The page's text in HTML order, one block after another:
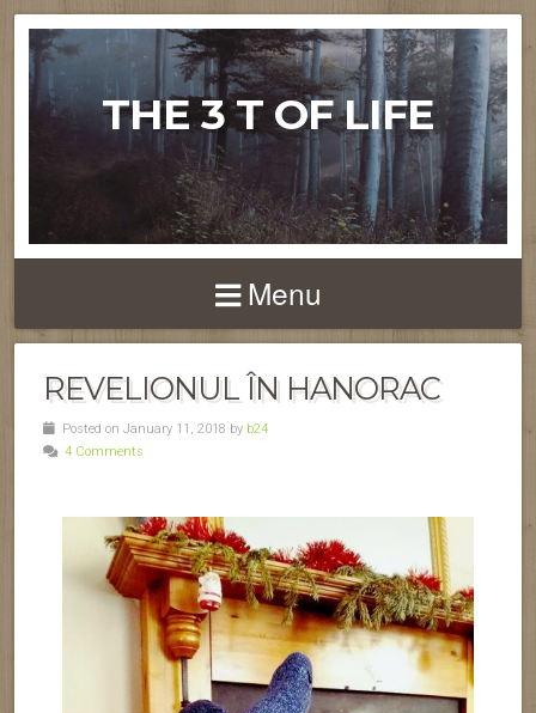
THE 3 T OF LIFE
Menu
REVELIONUL ÎN HANORAC
Posted on January 11, 2018 by b24
4 Comments